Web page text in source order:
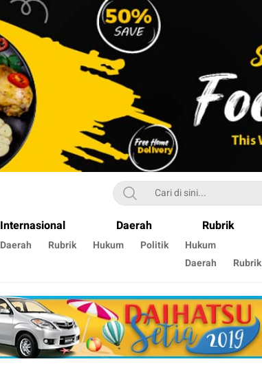
Internasional Daerah Rubrik
Daerah Rubrik Hukum Politik
Hukum
Daerah
Rubrik